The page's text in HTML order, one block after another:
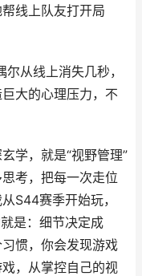
线上队友打开局
从线上消失几秒，
大的心理压力，不
学，就是“视野管理”
考，把每一次走位
S44赛季开始玩，
是：细节决定成
惯，你会发现游戏
，从掌控自己的视